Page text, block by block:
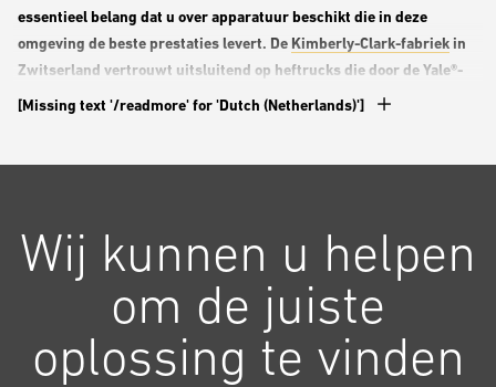
essentieel belang dat u over apparatuur beschikt die in deze
omgeving de beste prestaties levert. De Kimberly-Clark-fabriek in
Zwitserland vertrouwt uitsluitend op heftrucks die door de Yale®-
dealer,
Avescoworden geleverd. De apparatuur van Yale, gaande
vestigingsmanager van de Kimberly-Clark Group-vestiging in
Niederbipp heeft veel verschillende leveranciers van
goederenvervoer zien komen en gaan. Bijna elk merk heeft ooit
geprobeerd zich te bewijzen in de Zwitserse papierfabriek. Zes jaar
lang heeft deze producent van de hygiëneproducten Kleenex® en
Hakle® alleen vorkheftrucks van Yale gebruikt. Andreas is niet van
[Missing text '/readmore' for 'Dutch (Netherlands)']
Wij kunnen u helpen
om de juiste
oplossing te vinden